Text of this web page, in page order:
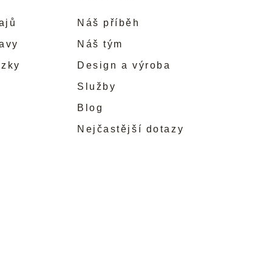
Náš příběh
Náš tým
Design a výroba
Služby
Blog
Nejčastější dotazy